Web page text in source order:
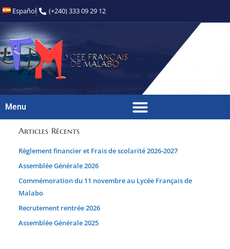
Español (+240) 333 09 29 12
Menu
Articles Récents
Règlement financier et Frais de scolarité 2026-2027
Assemblée Générale 2026
Commémoration du 11 novembre au Lycée Français de
Malabo
Recrutement rentrée 2026
Assemblée Générale 2025